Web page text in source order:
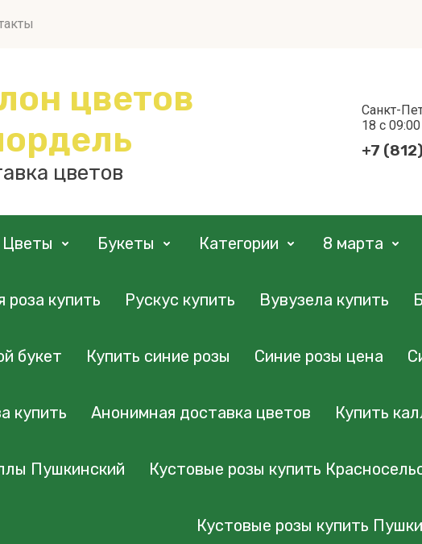
Санкт-
18 с
+7
цветов
цветов
Цветы Букеты Категории 8 марта
роза купить Рускус купить Вувузела купить
букет Купить синие розы Синие розы цена
купить Анонимная доставка цветов Купить
Пушкинский Кустовые розы купить
Кустовые розы купить